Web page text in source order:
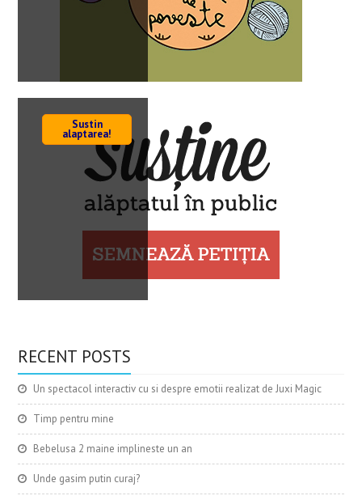
Sustin
alaptarea!
RECENT POSTS
Un spectacol interactiv cu si despre emotii realizat de Juxi Magic
Timp pentru mine
Bebelusa 2 maine implineste un an
Unde gasim putin curaj?